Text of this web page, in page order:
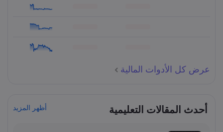
عرض كل الأدوات المالية
أحدث المقالات التعليمية أظهر المزيد